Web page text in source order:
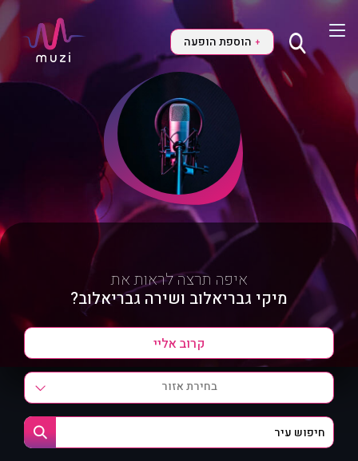
+ הוספת הופעה
איפה תרצה לראות את
מיקי גבריאלוב ושירה גבריאלוב?
בחירת אזור